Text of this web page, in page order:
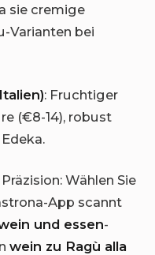
sie cremige
Varianten bei
: Fruchtiger
(€8-14), robust
Wählen Sie
App scannt
und essen-
wein zu Ragù alla